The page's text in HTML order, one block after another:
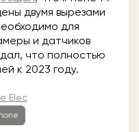
двумя вырезами
для
и датчиков
что полностью
к 2023 году.
Elec